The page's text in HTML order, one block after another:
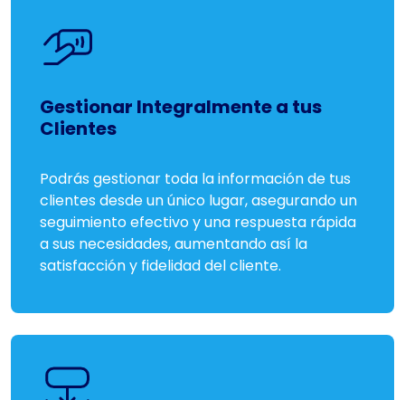
Gestionar Integralmente a tus
Clientes
Podrás gestionar toda la información de tus
clientes desde un único lugar, asegurando un
seguimiento efectivo y una respuesta rápida
a sus necesidades, aumentando así la
satisfacción y fidelidad del cliente.